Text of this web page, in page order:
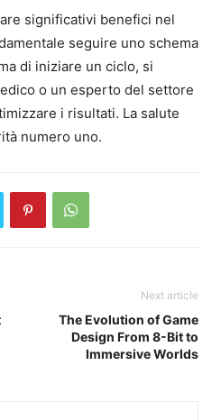
significativi benefici nel
seguire uno schema
di iniziare un ciclo, si
o un esperto del settore
i risultati. La salute
numero uno.
Next article
The Evolution of Game
Design From 8-Bit to
Immersive Worlds